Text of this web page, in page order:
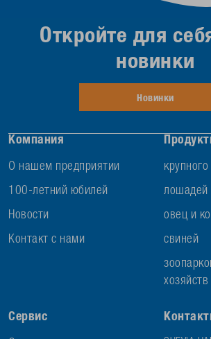
Компания
О нашем предприятии
100-летний юбилей
Новости
Контакт с нами
лошадей
овец и
свиней
хозяйств
Сервис
Откройте для
новинки
Новинки